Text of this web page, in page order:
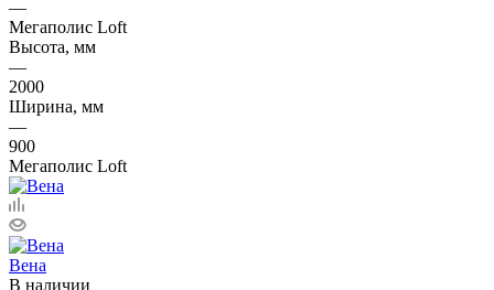
—
Мегаполис Loft
Высота, мм
—
2000
Ширина, мм
—
900
Мегаполис Loft
Вена
В наличии